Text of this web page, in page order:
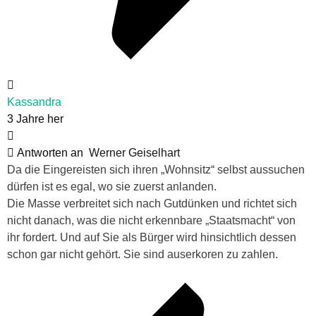
Kassandra
3 Jahre her
Antworten an Werner Geiselhart
Da die Eingereisten sich ihren „Wohnsitz“ selbst aussuchen
dürfen ist es egal, wo sie zuerst anlanden.
Die Masse verbreitet sich nach Gutdünken und richtet sich
nicht danach, was die nicht erkennbare „Staatsmacht“ von
ihr fordert. Und auf Sie als Bürger wird hinsichtlich dessen
schon gar nicht gehört. Sie sind auserkoren zu zahlen.